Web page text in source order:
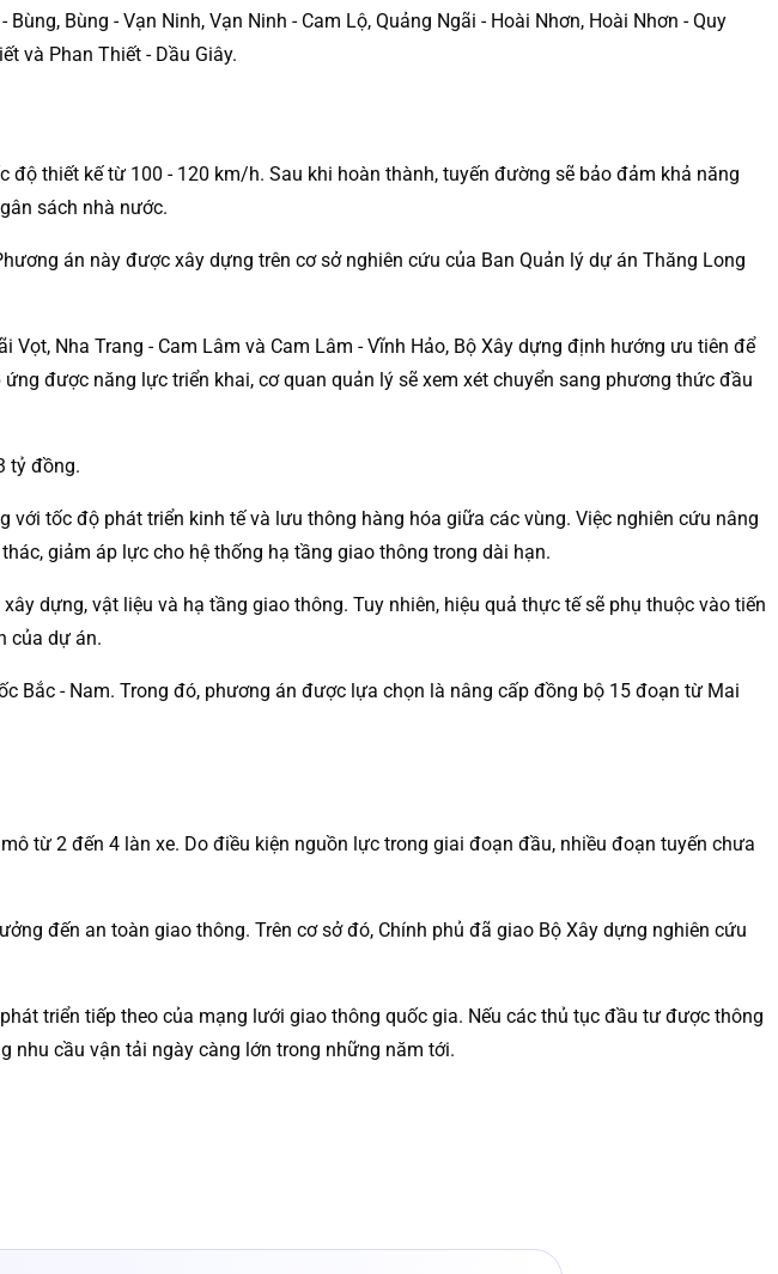
Bùng - Vạn Ninh, Vạn Ninh - Cam Lộ, Quảng Ngãi - Hoài Nhơn, Hoài Nhơn - Quy
và Phan Thiết - Dầu Giây.
thiết kế từ 100 - 120 km/h. Sau khi hoàn thành, tuyến đường sẽ bảo đảm khả năng
sách nhà nước.
án này được xây dựng trên cơ sở nghiên cứu của Ban Quản lý dự án Thăng Long
Nha Trang - Cam Lâm và Cam Lâm - Vĩnh Hảo, Bộ Xây dựng định hướng ưu tiên để
được năng lực triển khai, cơ quan quản lý sẽ xem xét chuyển sang phương thức đầu
tỷ đồng.
tốc độ phát triển kinh tế và lưu thông hàng hóa giữa các vùng. Việc nghiên cứu nâng
giảm áp lực cho hệ thống hạ tầng giao thông trong dài hạn.
dựng, vật liệu và hạ tầng giao thông. Tuy nhiên, hiệu quả thực tế sẽ phụ thuộc vào tiến
của dự án.
Bắc - Nam. Trong đó, phương án được lựa chọn là nâng cấp đồng bộ 15 đoạn từ Mai
từ 2 đến 4 làn xe. Do điều kiện nguồn lực trong giai đoạn đầu, nhiều đoạn tuyến chưa
đến an toàn giao thông. Trên cơ sở đó, Chính phủ đã giao Bộ Xây dựng nghiên cứu
triển tiếp theo của mạng lưới giao thông quốc gia. Nếu các thủ tục đầu tư được thông
nhu cầu vận tải ngày càng lớn trong những năm tới.